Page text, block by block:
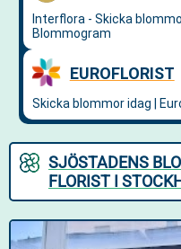
SJÖSTADENS
FLORIST I